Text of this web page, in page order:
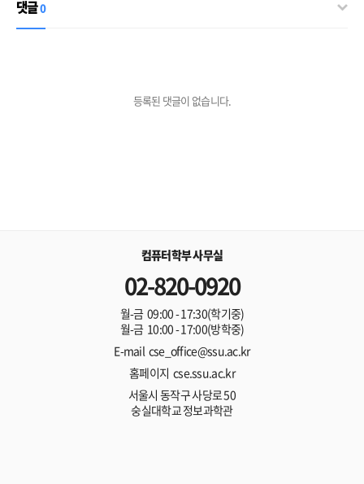
댓글0
등록된 댓글이 없습니다.
컴퓨터학부 사무실
02-820-0920
월-금 09:00 - 17:30(학기중)
월-금 10:00 - 17:00(방학중)
E-mail cse_office@ssu.ac.kr
홈페이지 cse.ssu.ac.kr
서울시 동작구 사당로 50
숭실대학교 정보과학관